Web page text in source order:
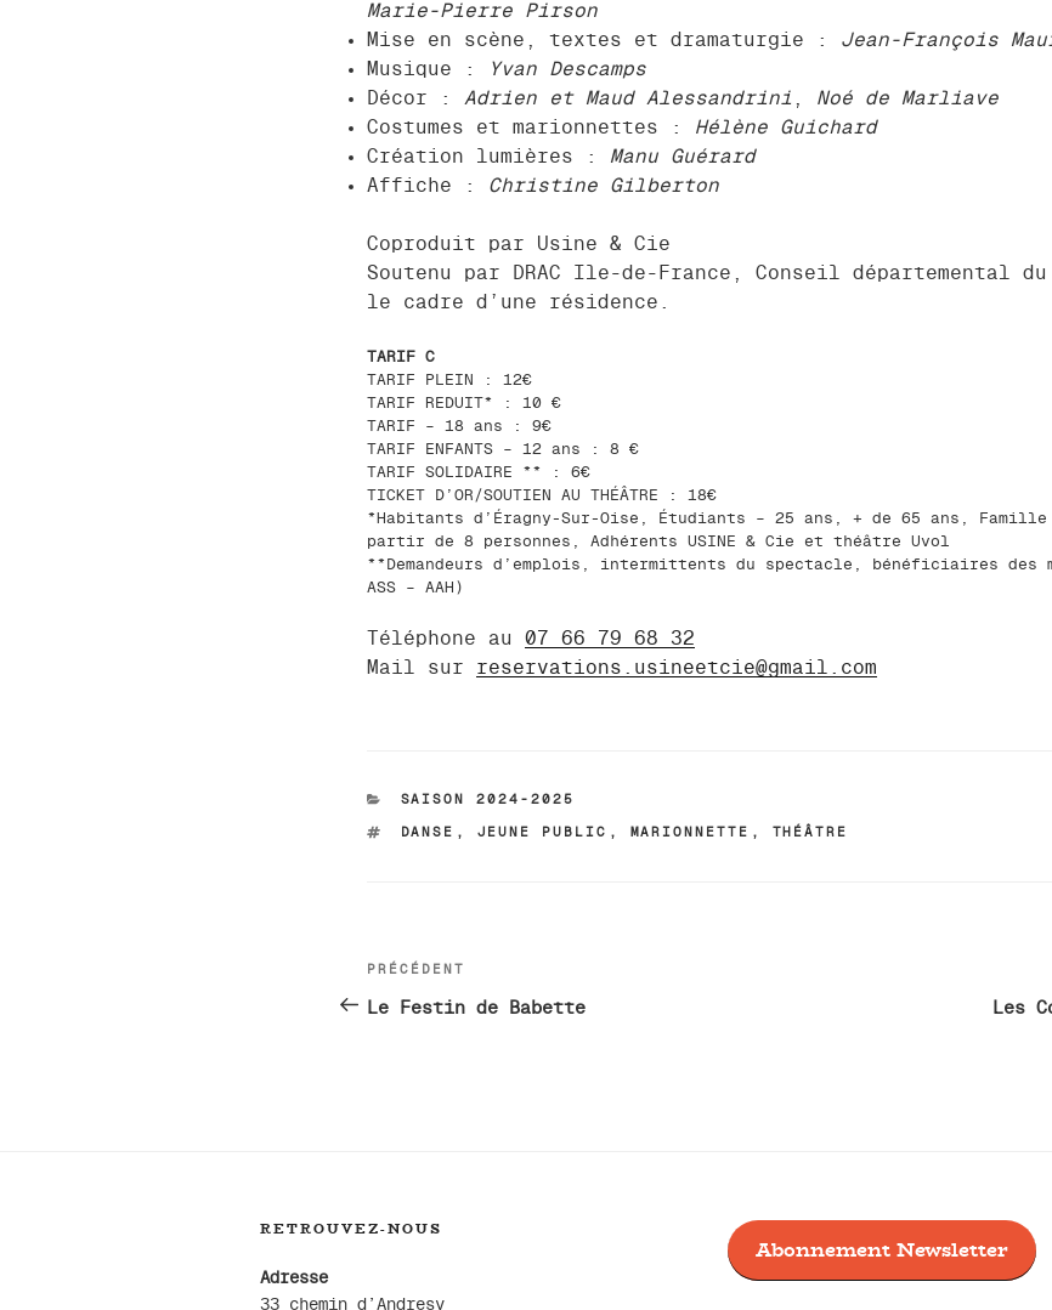
Marie-Pierre Pirson
Mise en scène, textes et dramaturgie : Jean-François
Musique :
Yvan Descamps
Décor : Adrien et Maud Alessandrini , Noé de Marliave
Costumes et marionnettes : Hélène Guichard
Création lumières : Manu Guérard
Affiche : Christine Gilberton
Coproduit par Usine & Cie
Soutenu par DRAC Ile-de-France, Conseil départemental
le cadre d’une résidence.
TARIF C
TARIF PLEIN : 12€
TARIF REDUIT* : 10 €
TARIF – 18 ans : 9€
TARIF ENFANTS – 12 ans : 8 €
TARIF SOLIDAIRE ** : 6€
TICKET D’OR/SOUTIEN AU THÉÂTRE : 18€
*Habitants d’Éragny-Sur-Oise, Étudiants – 25 ans, + de 65 ans, Famille
partir de 8 personnes, Adhérents USINE & Cie et théâtre Uvol
**Demandeurs d’emplois, intermittents du spectacle, bénéficiaires des
ASS – AAH)
Téléphone au 07 66 79 68 32
Mail sur reservations.usineetcie@gmail.com
CATÉGORIES
SAISON 2024-2025
ÉTIQUETTES
DANSE , JEUNE PUBLIC , MARIONNETTE , THÉÂTRE
Navigation
de
Article
précédent
PRÉCÉDENT
Le Festin de Babette Les
RETROUVEZ-NOUS
Adresse
33 chemin d’Andresy
Abonnement Newsletter